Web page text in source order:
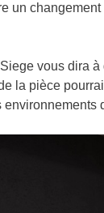
un
vous dira
la pièce